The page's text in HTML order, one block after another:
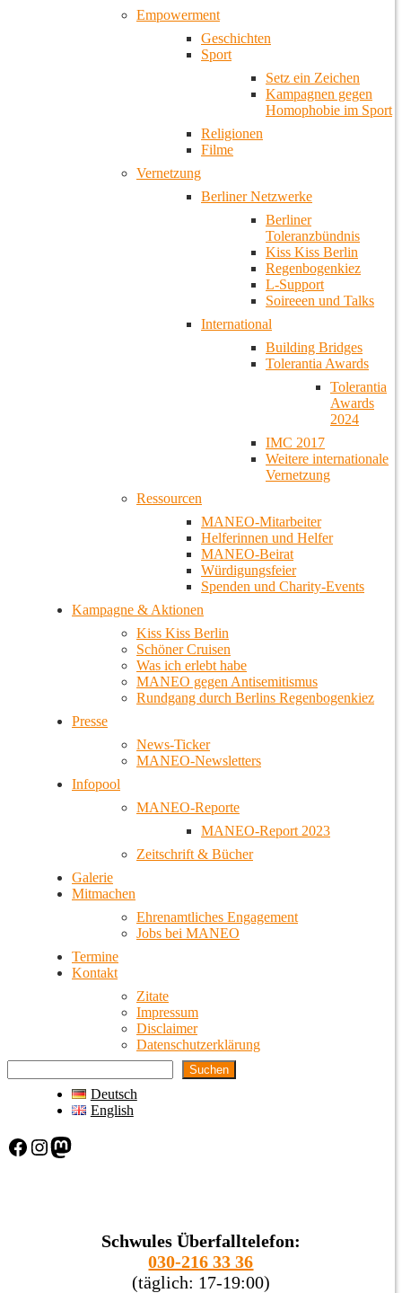
Empowerment
Geschichten
Sport
Setz ein Zeichen
Kampagnen gegen
Homophobie im Sport
Religionen
Filme
Vernetzung
Berliner Netzwerke
Berliner
Toleranzbündnis
Kiss Kiss Berlin
Regenbogenkiez
L-Support
Soireeen und Talks
International
Building Bridges
Tolerantia Awards
Tolerantia
Awards
2024
IMC 2017
Weitere internationale
Vernetzung
Ressourcen
MANEO-Mitarbeiter
Helferinnen und Helfer
MANEO-Beirat
Würdigungsfeier
Spenden und Charity-Events
Kampagne & Aktionen
Kiss Kiss Berlin
Schöner Cruisen
Was ich erlebt habe
MANEO gegen Antisemitismus
Rundgang durch Berlins Regenbogenkiez
Presse
News-Ticker
MANEO-Newsletters
Infopool
MANEO-Reporte
MANEO-Report 2023
Zeitschrift & Bücher
Galerie
Mitmachen
Ehrenamtliches Engagement
Jobs bei MANEO
Termine
Kontakt
Zitate
Impressum
Disclaimer
Datenschutzerklärung
Suchen
Deutsch
English
Facebook Instagram Mastodon
Schwules Überfalltelefon:
030-216 33 36
(täglich: 17-19:00)